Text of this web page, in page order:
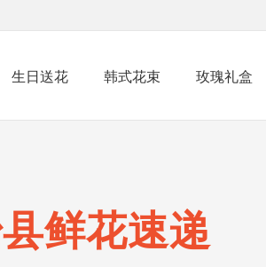
生日送花 韩式花束 玫瑰礼盒
鲜花速递